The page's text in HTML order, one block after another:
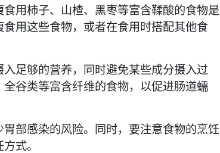
用柿子、山楂、黑枣等富含鞣酸的食物是
用这些食物，或者在食用时搭配其他食
足够的营养，同时避免某些成分摄入过
谷类等富含纤维的食物，以促进肠道蠕
部感染的风险。同时，要注意食物的烹饪
式。